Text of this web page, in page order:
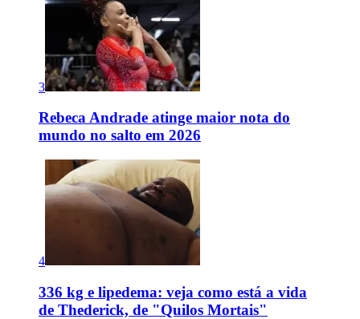
3
Rebeca Andrade atinge maior nota do
mundo no salto em 2026
4
336 kg e lipedema: veja como está a vida
de Thederick, de "Quilos Mortais"